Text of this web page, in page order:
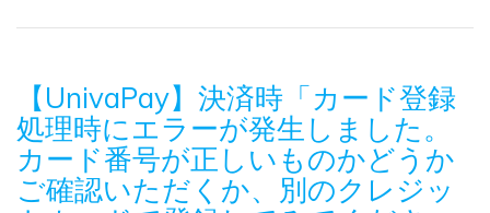
【UnivaPay】決済時「カード登録
処理時にエラーが発生しました。
カード番号が正しいものかどうか
ご確認いただくか、別のクレジッ